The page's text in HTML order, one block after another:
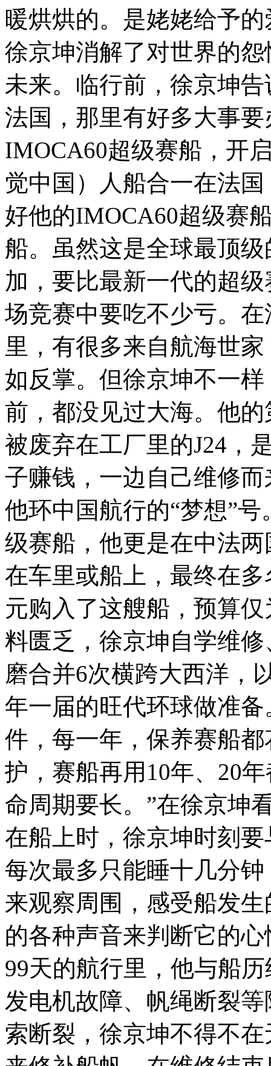
暖烘烘的。是姥姥给予
徐京坤消解了对世界的
未来。临行前，徐京坤
法国，那里有好多大事
IMOCA60超级赛船，开
觉中国）人船合一在法
好他的IMOCA60超级赛
船。虽然这是全球最顶
加，要比最新一代的超
场竞赛中要吃不少亏。
里，有很多来自航海世
如反掌。但徐京坤不一
前，都没见过大海。他
被废弃在工厂里的J24，
子赚钱，一边自己维修
他环中国航行的“梦想”
级赛船，他更是在中法
在车里或船上，最终在
元购入了这艘船，预算
料匮乏，徐京坤自学维
磨合并6次横跨大西洋，
年一届的旺代环球做准
件，每一年，保养赛船
护，赛船再用10年、20
命周期要长。”在徐京坤
在船上时，徐京坤时刻
每次最多只能睡十几分
来观察周围，感受船发
的各种声音来判断它的
99天的航行里，他与船
发电机故障、帆绳断裂
索断裂，徐京坤不得不